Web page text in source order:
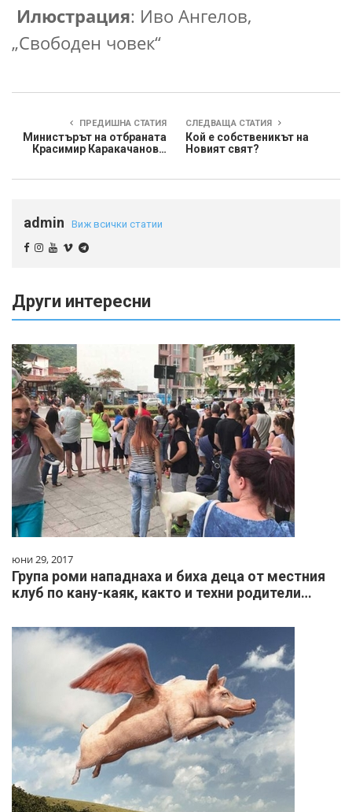
Илюстрация: Иво Ангелов,
„Свободен човек“
ПРЕДИШНА СТАТИЯ
Министърът на отбраната
Красимир Каракачанов…
СЛЕДВАЩА СТАТИЯ
Кой е собственикът на
Новият свят?
admin Виж всички статии
Други интересни
юни 29, 2017
Група роми нападнаха и биха деца от местния
клуб по кану-каяк, както и техни родители…